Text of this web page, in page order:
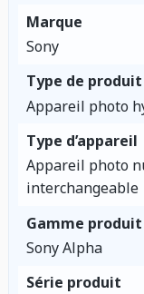
Marque
Sony
Type de produit
Appareil photo
Type d’appareil
Appareil photo
interchangeable
Gamme produit
Sony Alpha
Série produit